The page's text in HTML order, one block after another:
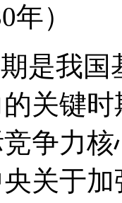
）
我国
关键
争力
关于